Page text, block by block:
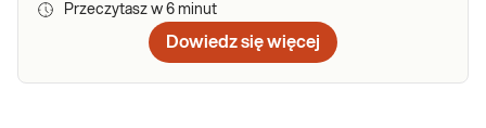
Przeczytasz w 6 minut
Dowiedz się więcej